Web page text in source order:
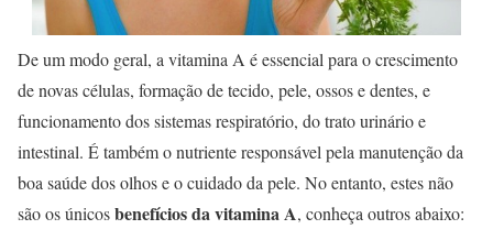
De um modo geral, a vitamina A é essencial para o crescimento
de novas células, formação de tecido, pele, ossos e dentes, e
funcionamento dos sistemas respiratório, do trato urinário e
intestinal. É também o nutriente responsável pela manutenção da
boa saúde dos olhos e o cuidado da pele. No entanto, estes não
são os únicosbenefícios da vitamina A, conheça outros abaixo: